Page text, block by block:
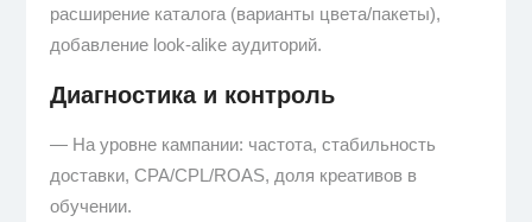
расширение каталога (варианты цвета/пакеты),
добавление look-alike аудиторий.
Диагностика и контроль
— На уровне кампании: частота, стабильность
доставки, CPA/CPL/ROAS, доля креативов в
обучении.